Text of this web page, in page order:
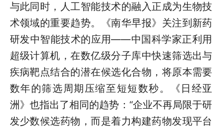
与此同时，人工智能技术的融入正成为生物技
术领域的重要趋势。《南华早报》关注到新药
研发中智能技术的应用——中国科学家正利用
超级计算机，在数亿级分子库中快速筛选出与
疾病靶点结合的潜在候选化合物，将原本需要
数年的筛选周期压缩至短短数秒。《日经亚
洲》也指出了相同的趋势：“企业不再局限于研
发少数候选药物，而是着力构建药物发现平台